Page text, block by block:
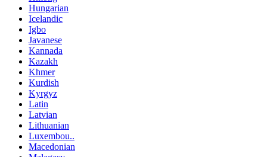
Hungarian
Icelandic
Igbo
Javanese
Kannada
Kazakh
Khmer
Kurdish
Kyrgyz
Latin
Latvian
Lithuanian
Luxembou..
Macedonian